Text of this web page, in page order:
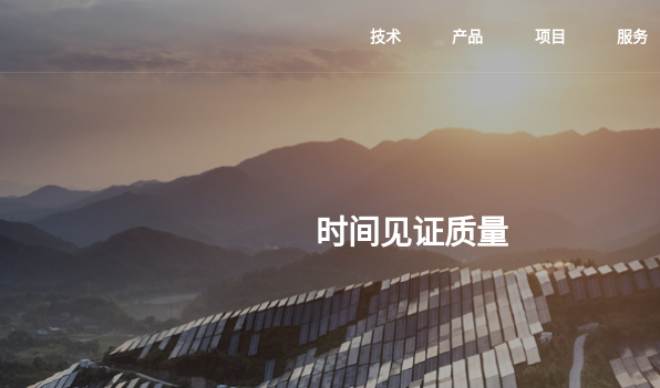
技术 产品 项目 服务
时间见证质量